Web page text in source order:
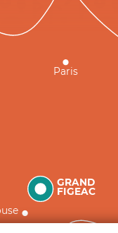
GRAND
FIGEAC
Paris